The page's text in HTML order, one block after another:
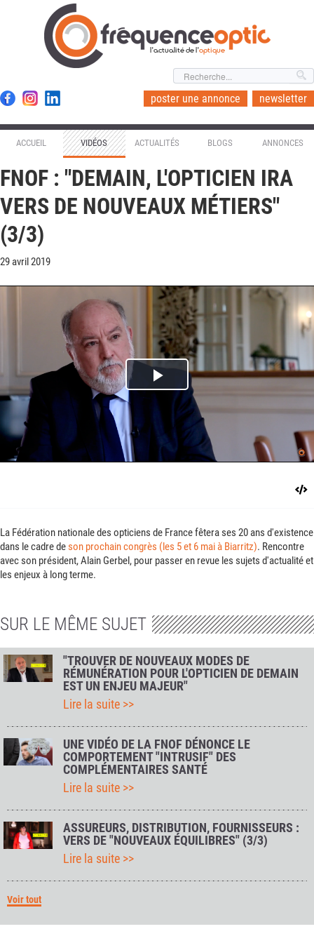
l'actualité de l'optique
poster une annonce newsletter
ACCUEIL VIDÉOS ACTUALITÉS BLOGS ANNONCES
FNOF : "DEMAIN, L'OPTICIEN IRA
VERS DE NOUVEAUX MÉTIERS"
(3/3)
29 avril 2019
Play
Video
La Fédération nationale des opticiens de France fêtera ses 20 ans d'existence
dans le cadre de son prochain congrès (les 5 et 6 mai à Biarritz). Rencontre
avec son président, Alain Gerbel, pour passer en revue les sujets d'actualité et
les enjeux à long terme.
SUR LE MÊME SUJET
"TROUVER DE NOUVEAUX MODES DE
RÉMUNÉRATION POUR L'OPTICIEN DE DEMAIN
EST UN ENJEU MAJEUR"
Lire la suite >>
UNE VIDÉO DE LA FNOF DÉNONCE LE
COMPORTEMENT "INTRUSIF" DES
COMPLÉMENTAIRES SANTÉ
Lire la suite >>
ASSUREURS, DISTRIBUTION, FOURNISSEURS :
VERS DE "NOUVEAUX ÉQUILIBRES" (3/3)
Lire la suite >>
Voir tout